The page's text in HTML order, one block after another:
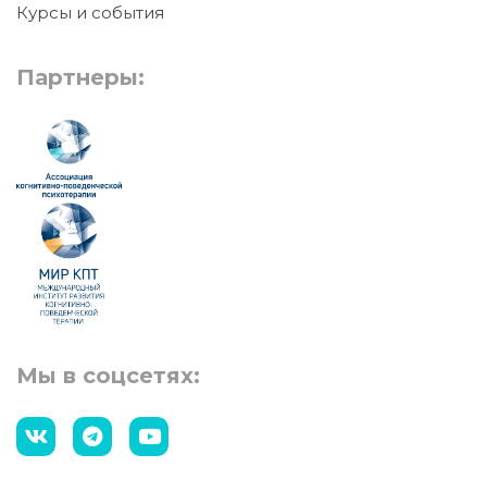
Курсы и события
Партнеры:
Мы в соцсетях: